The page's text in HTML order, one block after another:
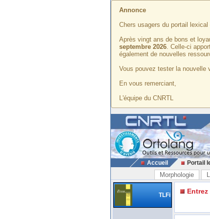
Annonce
Chers usagers du portail lexical
Après vingt ans de bons et
septembre 2026. Celle-ci
également de nouvelles
Vous pouvez tester la nouvelle
En vous remerciant,
L'équipe du CNRTL
Accueil Portail
Morphologie
TLFi